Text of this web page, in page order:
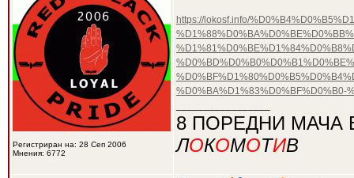
Регистриран на: 28 Сеп 2006
Мнения: 6772
https://lokosf.info/
%D0%BA%D1%83%D0%BF%D0%B0-
8 ПОРЕДНИ МАЧА
ЛОКОМОТИВ